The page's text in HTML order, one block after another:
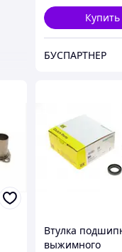
Купить
БУСПАРТНЕР
Втулка
выжимного